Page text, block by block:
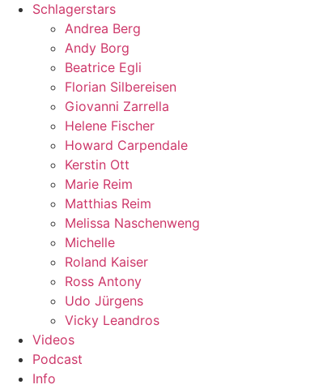
Schlagerstars
Andrea Berg
Andy Borg
Beatrice Egli
Florian Silbereisen
Giovanni Zarrella
Helene Fischer
Howard Carpendale
Kerstin Ott
Marie Reim
Matthias Reim
Melissa Naschenweng
Michelle
Roland Kaiser
Ross Antony
Udo Jürgens
Vicky Leandros
Videos
Podcast
Info